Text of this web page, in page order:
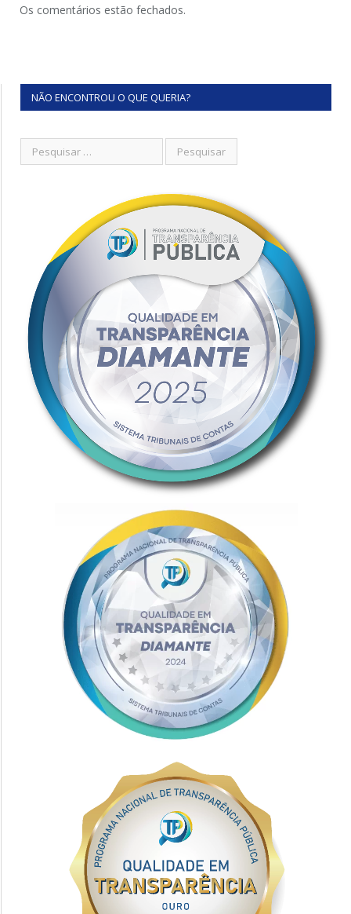
Os comentários estão fechados.
NÃO ENCONTROU O QUE QUERIA?